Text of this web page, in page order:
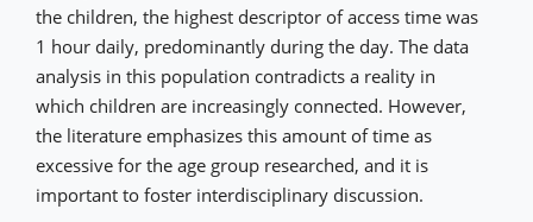
the children, the highest descriptor of access time was
1 hour daily, predominantly during the day. The data
analysis in this population contradicts a reality in
which children are increasingly connected. However,
the literature emphasizes this amount of time as
excessive for the age group researched, and it is
important to foster interdisciplinary discussion.